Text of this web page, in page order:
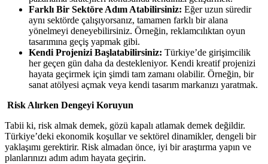
Farklı Bir Sektöre Adım Atabilirsiniz: Eğer uzun süredir
aynı sektörde çalışıyorsanız, tamamen farklı bir alana
yönelmeyi deneyebilirsiniz. Örneğin, reklamcılıktan oyun
tasarımına geçiş yapmak gibi.
Kendi Projenizi Başlatabilirsiniz: Türkiye’de girişimcilik
her geçen gün daha da destekleniyor. Kendi kreatif projenizi
hayata geçirmek için şimdi tam zamanı olabilir. Örneğin, bir
sanat atölyesi açmak veya kendi tasarım markanızı yaratmak.
Risk Alırken Dengeyi Koruyun
Tabii ki, risk almak demek, gözü kapalı atlamak demek değildir.
Türkiye’deki ekonomik koşullar ve sektörel dinamikler, dengeli bir
yaklaşımı gerektirir. Risk almadan önce, iyi bir araştırma yapın ve
planlarınızı adım adım hayata geçirin.